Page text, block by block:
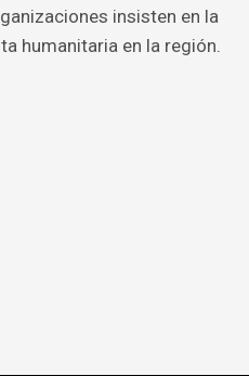
insisten en la
humanitaria en la región.